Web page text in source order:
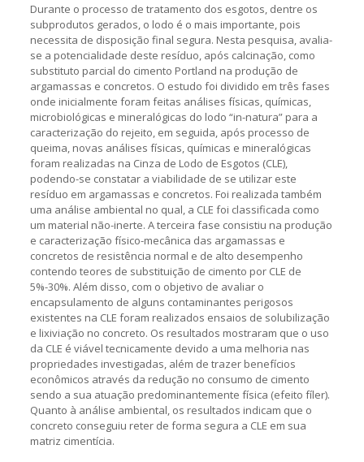
Durante o processo de tratamento dos esgotos, dentre os
subprodutos gerados, o lodo é o mais importante, pois
necessita de disposição final segura. Nesta pesquisa, avalia-
se a potencialidade deste resíduo, após calcinação, como
substituto parcial do cimento Portland na produção de
argamassas e concretos. O estudo foi dividido em três fases
onde inicialmente foram feitas análises físicas, químicas,
microbiológicas e mineralógicas do lodo “in-natura” para a
caracterização do rejeito, em seguida, após processo de
queima, novas análises físicas, químicas e mineralógicas
foram realizadas na Cinza de Lodo de Esgotos (CLE),
podendo-se constatar a viabilidade de se utilizar este
resíduo em argamassas e concretos. Foi realizada também
uma análise ambiental no qual, a CLE foi classificada como
um material não-inerte. A terceira fase consistiu na produção
e caracterização físico-mecânica das argamassas e
concretos de resistência normal e de alto desempenho
contendo teores de substituição de cimento por CLE de
5%-30%. Além disso, com o objetivo de avaliar o
encapsulamento de alguns contaminantes perigosos
existentes na CLE foram realizados ensaios de solubilização
e lixiviação no concreto. Os resultados mostraram que o uso
da CLE é viável tecnicamente devido a uma melhoria nas
propriedades investigadas, além de trazer benefícios
econômicos através da redução no consumo de cimento
sendo a sua atuação predominantemente física (efeito fíler).
Quanto à análise ambiental, os resultados indicam que o
concreto conseguiu reter de forma segura a CLE em sua
matriz cimentícia.